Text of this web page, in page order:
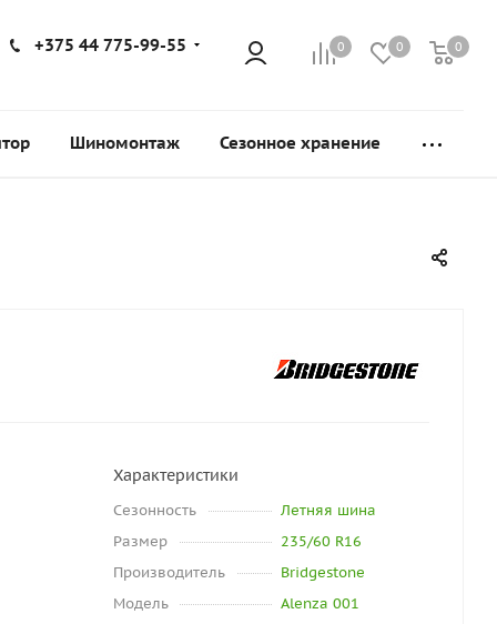
0 0 0
+375 44 775-99-55
Шиномонтаж Сезонное хранение
Характеристики
Сезонность
Летняя шина
Размер
235/60 R16
Производитель
Bridgestone
Модель
Alenza 001